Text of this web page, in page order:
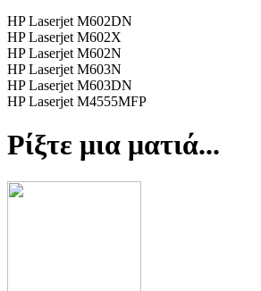
HP Laserjet M602DN
HP Laserjet M602X
HP Laserjet M602N
HP Laserjet M603N
HP Laserjet M603DN
HP Laserjet M4555MFP
Ρίξτε μια ματιά...